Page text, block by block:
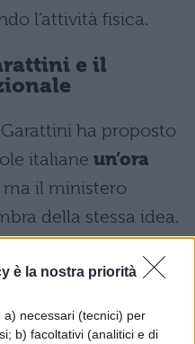
è la nostra priorità
necessari (tecnici) per
b) facoltativi (analitici e di
l’attività fisica.
e il
ha proposto
italiane un’ora
ma il ministero
della stessa idea.
come sia
dell’Istruzione non
come una